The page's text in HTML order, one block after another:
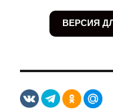
ВЕРСИЯ